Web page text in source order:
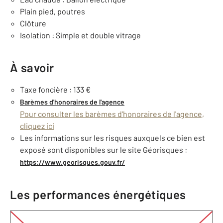
Plain pied, poutres
Clôture
Isolation : Simple et double vitrage
À savoir
Taxe foncière : 133 €
Barèmes d'honoraires de l'agence
Pour consulter les barèmes d'honoraires de l'agence,
cliquez ici
Les informations sur les risques auxquels ce bien est
exposé sont disponibles sur le site Géorisques :
https://www.georisques.gouv.fr/
Les performances énergétiques